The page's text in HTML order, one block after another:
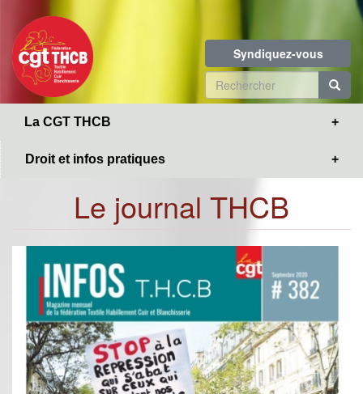
contenu
principal
Syndiquez-vous
Formulaire
de
La CGT THCB
Droit et infos pratiques
Le journal THCB